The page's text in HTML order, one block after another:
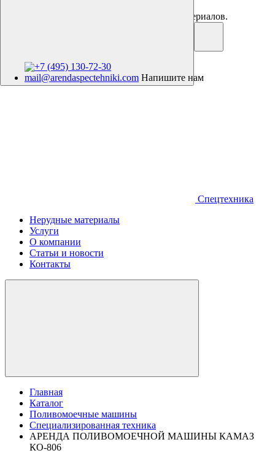
Аренда спецтехники. Продажа нерудных материалов.
+7 (495) 130-72-30
mail@arendaspectehniki.com Напишите нам
Спецтехника
Нерудные материалы
Услуги
О компании
Статьи и новости
Контакты
Главная
Каталог
Поливомоечные машины
Специализированная техника
АРЕНДА ПОЛИВОМОЕЧНОЙ МАШИНЫ КАМАЗ
КО-806